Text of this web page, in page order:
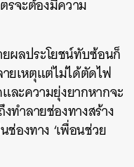
รจะต้องมีความ
ผลประโยชน์ทับซ้อนก็
ยเหตุแต่ไม่ได้ตัดไฟ
ละความยุ่งยากหากจะ
ทำลายช่องทางสร้าง
องทาง ‘เพื่อนช่วย